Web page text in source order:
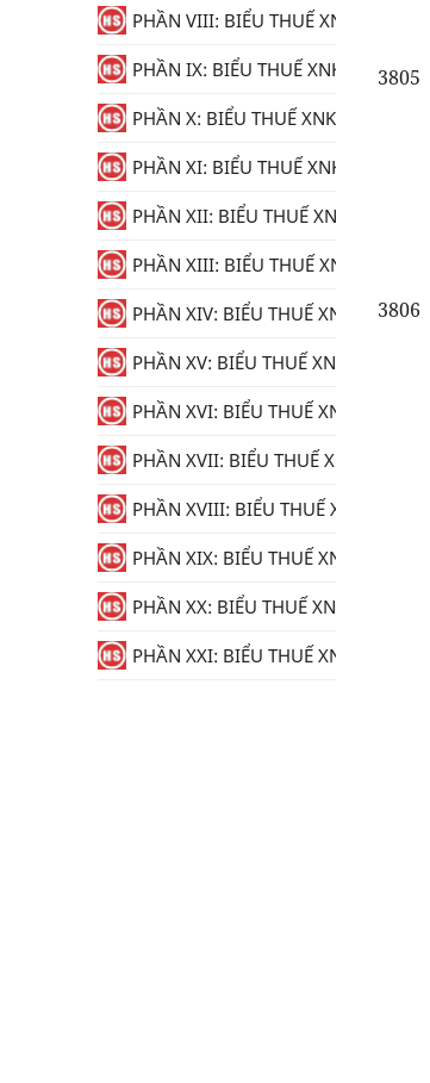
3805
3806
PHẦN VIII: BIỂU THUẾ XNK
PHẦN IX: BIỂU THUẾ XNK
PHẦN X: BIỂU THUẾ XNK
PHẦN XI: BIỂU THUẾ XNK
PHẦN XII: BIỂU THUẾ XNK
PHẦN XIII: BIỂU THUẾ XNK
PHẦN XIV: BIỂU THUẾ XNK
PHẦN XV: BIỂU THUẾ XNK
PHẦN XVI: BIỂU THUẾ XNK
PHẦN XVII: BIỂU THUẾ XNK
PHẦN XVIII: BIỂU THUẾ XNK
PHẦN XIX: BIỂU THUẾ XNK
PHẦN XX: BIỂU THUẾ XNK
PHẦN XXI: BIỂU THUẾ XNK